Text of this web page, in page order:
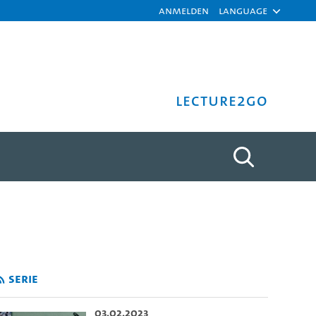
Anmelden Language
Lecture2Go
- Universität
Serie
03.02.2023